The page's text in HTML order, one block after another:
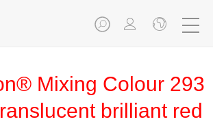
Mixing Colour 293
brilliant red